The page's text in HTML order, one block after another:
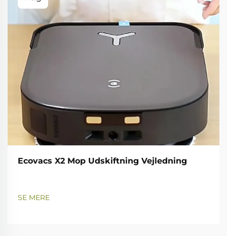
Ecovacs X2 Mop Udskiftning Vejledning
SE MERE